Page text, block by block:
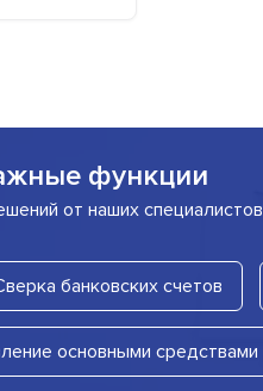
функции
от наших специалистов
банковских счетов
основными средствами